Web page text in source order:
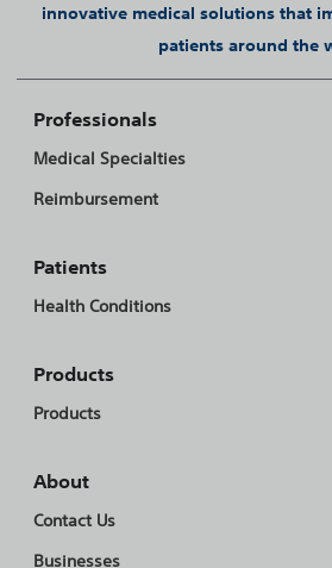
innovative medical solutions that
patients around the
Professionals
Medical Specialties
Reimbursement
Patients
Health Conditions
Products
Products
About
Contact Us
Businesses